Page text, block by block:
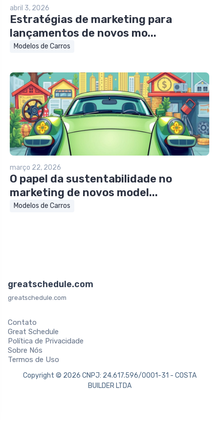
abril 3, 2026
Estratégias de marketing para
lançamentos de novos mo...
Modelos de Carros
março 22, 2026
O papel da sustentabilidade no
marketing de novos model...
Modelos de Carros
greatschedule.com
greatschedule.com
Contato
Great Schedule
Política de Privacidade
Sobre Nós
Termos de Uso
Copyright © 2026 CNPJ: 24.617.596/0001-31 - COSTA
BUILDER LTDA